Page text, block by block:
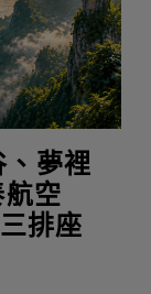
夢裡
空
排座